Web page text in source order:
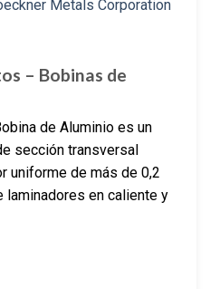
– Bobinas de
de Aluminio es un
sección transversal
uniforme de más de 0,2
laminadores en caliente y